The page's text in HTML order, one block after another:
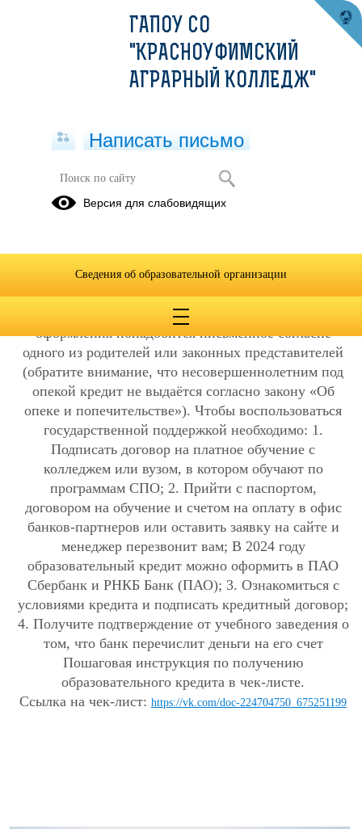
Условия предоставления
Образовательный кредит может получить любой
гражданин Российской Федерации. При этом,
потенциальному заемщику должно быть не меньше
14 лет. Если заемщику от 14 до 18 лет, то для
оформления понадобится письменное согласие
одного из родителей или законных представителей
(обратите внимание, что несовершеннолетним под
опекой кредит не выдаётся согласно закону «Об
опеке и попечительстве»). Чтобы воспользоваться
государственной поддержкой необходимо: 1.
Подписать договор на платное обучение с
колледжем или вузом, в котором обучают по
программам СПО; 2. Прийти с паспортом,
договором на обучение и счетом на оплату в офис
банков-партнеров или оставить заявку на сайте и
менеджер перезвонит вам; В 2024 году
образовательный кредит можно оформить в ПАО
Сбербанк и РНКБ Банк (ПАО); 3. Ознакомиться с
условиями кредита и подписать кредитный договор;
4. Получите подтверждение от учебного заведения о
том, что банк перечислит деньги на его счет
Пошаговая инструкция по получению
образовательного кредита в чек-листе.
Ссылка на чек-лист: https://vk.com/doc-224704750_675251199
ГАПОУ СО
"КРАСНОУФИМСКИЙ
АГРАРНЫЙ КОЛЛЕДЖ"
Написать письмо
Версия для слабовидящих
Сведения об образовательной организации